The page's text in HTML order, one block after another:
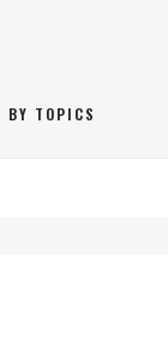
BY TOPICS